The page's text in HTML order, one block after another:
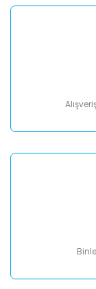
Ürün fiyatı